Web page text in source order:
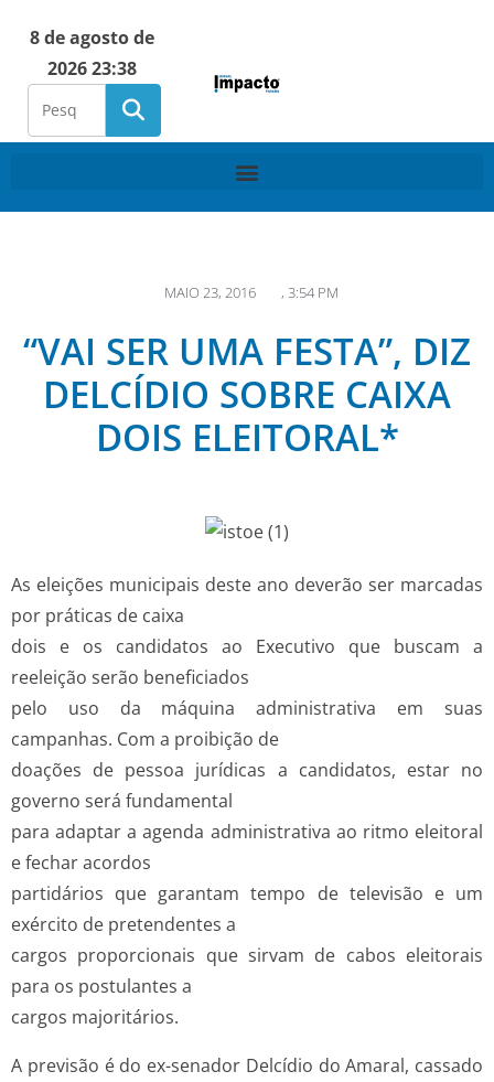
8 de agosto de
2026 23:38
MAIO 23, 2016 , 3:54 PM
“VAI SER UMA FESTA”, DIZ
DELCÍDIO SOBRE CAIXA
DOIS ELEITORAL*
As eleições municipais deste ano deverão ser marcadas
por práticas de caixa
dois e os candidatos ao Executivo que buscam a
reeleição serão beneficiados
pelo uso da máquina administrativa em suas
campanhas. Com a proibição de
doações de pessoa jurídicas a candidatos, estar no
governo será fundamental
para adaptar a agenda administrativa ao ritmo eleitoral
e fechar acordos
partidários que garantam tempo de televisão e um
exército de pretendentes a
cargos proporcionais que sirvam de cabos eleitorais
para os postulantes a
cargos majoritários.
A previsão é do ex­-senador Delcídio do Amaral, cassado